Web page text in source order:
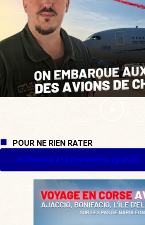
POUR NE RIEN RATER
Je m'inscris à La Quotidienne (gratuit)